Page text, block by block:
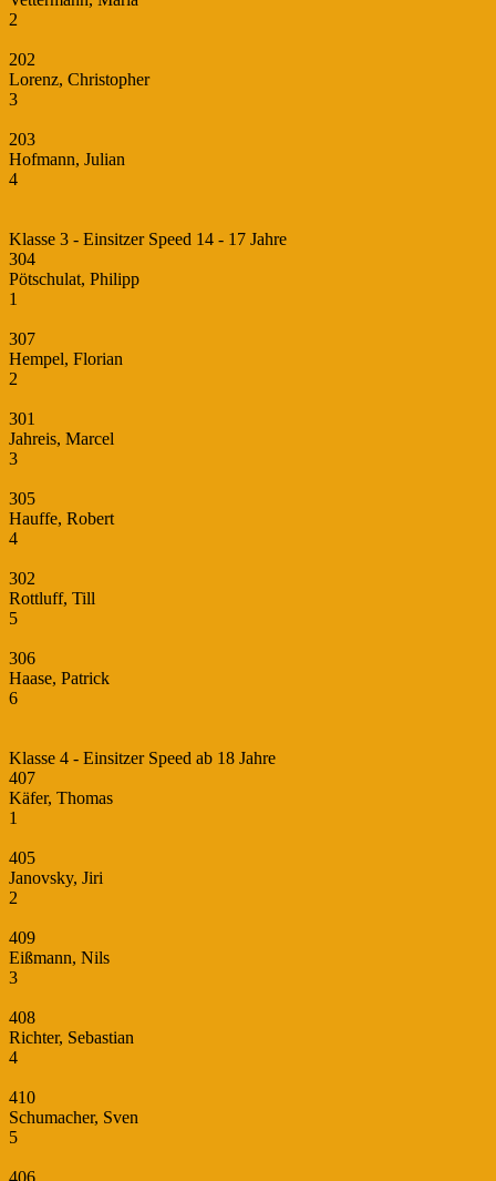
2
202
Lorenz, Christopher
3
203
Hofmann, Julian
4
Klasse 3 - Einsitzer Speed 14 - 17 Jahre
304
Pötschulat, Philipp
1
307
Hempel, Florian
2
301
Jahreis, Marcel
3
305
Hauffe, Robert
4
302
Rottluff, Till
5
306
Haase, Patrick
6
Klasse 4 - Einsitzer Speed ab 18 Jahre
407
Käfer, Thomas
1
405
Janovsky, Jiri
2
409
Eißmann, Nils
3
408
Richter, Sebastian
4
410
Schumacher, Sven
5
406